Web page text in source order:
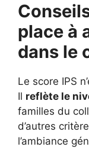
place à
dans le
Le score IPS
Il reflète le
familles du
d’autres
l’ambiance